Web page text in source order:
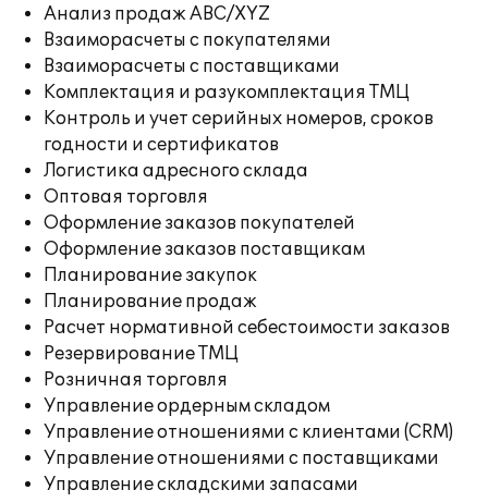
Анализ продаж ABC/XYZ
Взаиморасчеты с покупателями
Взаиморасчеты с поставщиками
Комплектация и разукомплектация ТМЦ
Контроль и учет серийных номеров, сроков
годности и сертификатов
Логистика адресного склада
Оптовая торговля
Оформление заказов покупателей
Оформление заказов поставщикам
Планирование закупок
Планирование продаж
Расчет нормативной себестоимости заказов
Резервирование ТМЦ
Розничная торговля
Управление ордерным складом
Управление отношениями с клиентами (CRM)
Управление отношениями с поставщиками
Управление складскими запасами